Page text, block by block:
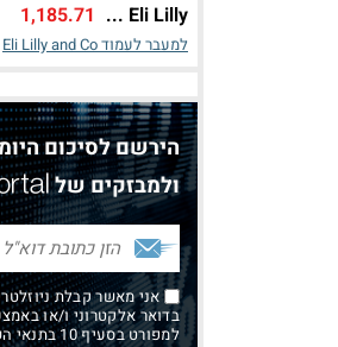
Eli Lilly ...
1,185.71
למעבר לעמוד Eli Lilly and Co
הירשם לסיכום
ולמבזקים של
אני מאשר קבלת
בדואר אלקטרוני ו/או
למפורט בסעיף 10 בתנאי השימוש